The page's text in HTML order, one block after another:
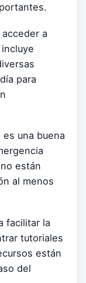
a
para
una buena
están
al menos
facilitar la
tutoriales
están
del